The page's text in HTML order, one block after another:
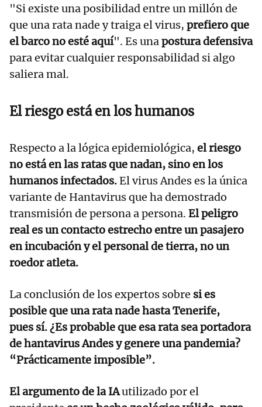
"Si existe una posibilidad entre un millón de
que una rata nade y traiga el virus, prefiero que
el barco no esté aquí". Es una postura defensiva
para evitar cualquier responsabilidad si algo
saliera mal.
El riesgo está en los humanos
Respecto a la lógica epidemiológica, el riesgo
no está en las ratas que nadan, sino en los
humanos infectados.El virus Andes es la única
variante de Hantavirus que ha demostrado
transmisión de persona a persona. El peligro
real es un contacto estrecho entre un pasajero
en incubación y el personal de tierra, no un
roedor atleta.
La conclusión de los expertos sobre si es
posible que una rata nade hasta Tenerife,
pues sí.¿Es probable que esa rata sea portadora
de hantavirus Andes y genere una pandemia?
“Prácticamente imposible”.
El argumento de la IAutilizado por el